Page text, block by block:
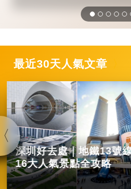
最近30天人氣文章
深圳好去處｜地鐵13號
16大人氣景點全攻略